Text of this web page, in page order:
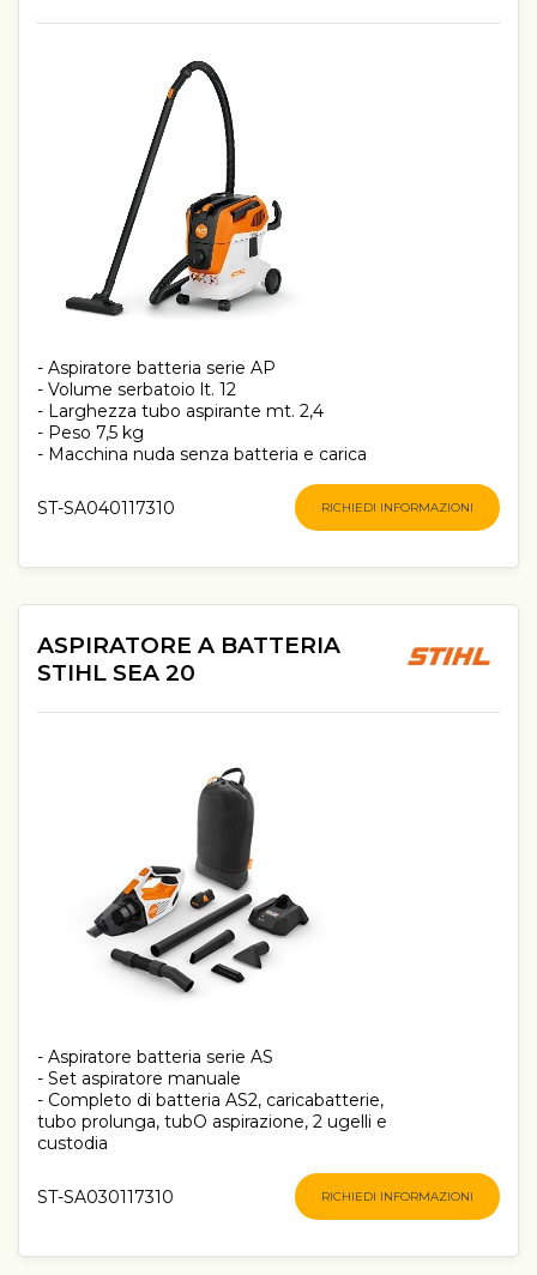
- Aspiratore batteria serie AP
- Volume serbatoio lt. 12
- Larghezza tubo aspirante mt. 2,4
- Peso 7,5 kg
- Macchina nuda senza batteria e carica
ST-SA040117310 RICHIEDI INFORMAZIONI
ASPIRATORE A BATTERIA
STIHL SEA 20
- Aspiratore batteria serie AS
- Set aspiratore manuale
- Completo di batteria AS2, caricabatterie,
tubo prolunga, tubO aspirazione, 2 ugelli e
custodia
ST-SA030117310 RICHIEDI INFORMAZIONI